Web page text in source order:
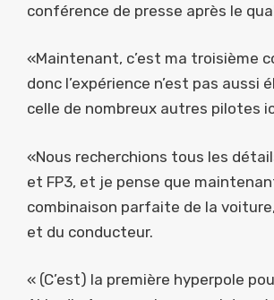
conférence de presse après le
«Maintenant, c’est ma troisième
donc l’expérience n’est pas aussi
celle de nombreux autres pilotes
«Nous recherchions tous les
et FP3, et je pense que
combinaison parfaite de la voiture,
et du conducteur.
« (C’est) la première hyperpole